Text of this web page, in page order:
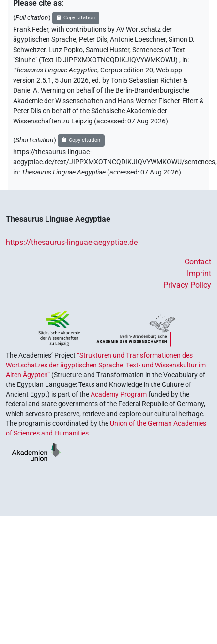
Please cite as:
(Full citation) Copy citation
Frank Feder,with contributions byAV Wortschatz der
ägyptischen Sprache, Peter Dils, Antonie Loeschner, Simon D.
Schweitzer, Lutz Popko, Samuel Huster,Sentences of Text
"Sinuhe" (Text ID JIPPXMXOTNCQDIKJIQVYWMKOWU) , in:
Thesaurus Linguae Aegyptiae,Corpus edition 20, Web app
version 2.5.1, 5 Jun 2026, ed. by Tonio Sebastian Richter &
Daniel A. Werning on behalf of the Berlin-Brandenburgische
Akademie der Wissenschaften and Hans-Werner Fischer-Elfert &
Peter Dils on behalf of the Sächsische Akademie der
Wissenschaften zu Leipzig (accessed:07 Aug 2026)
(Short citation) Copy citation
https://thesaurus-linguae-
aegyptiae.de/text/JIPPXMXOTNCQDIKJIQVYWMKOWU/sentences,
in: Thesaurus Linguae Aegyptiae (accessed:07 Aug 2026)
Thesaurus Linguae Aegyptiae
https://thesaurus-linguae-aegyptiae.de
Contact
Imprint
Privacy Policy
The Academies’ Project “Strukturen und Transformationen des
Wortschatzes der ägyptischen Sprache: Text- und Wissenskultur im
Alten Ägypten” (Structure and Transformation in the Vocabulary of
the Egyptian Language: Texts and Knowledge in the Culture of
Ancient Egypt) is part of theAcademy Programfunded by the
federal and state governments of the Federal Republic of Germany,
which serves to preserve, retrieve and explore our cultural heritage.
The program is coordinated by the Union of the German Academies
of Sciences and Humanities.